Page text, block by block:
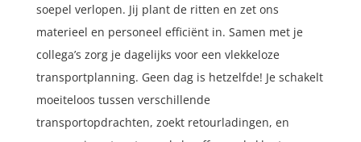
soepel verlopen. Jij plant de ritten en zet ons
materieel en personeel efficiënt in. Samen met je
collega’s zorg je dagelijks voor een vlekkeloze
transportplanning. Geen dag is hetzelfde! Je schakelt
moeiteloos tussen verschillende
transportopdrachten, zoekt retourladingen, en